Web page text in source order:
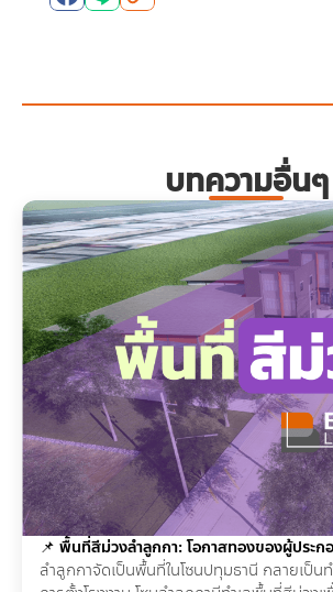
บทความอื่นๆ
📌 พื้นที่สีม่วงลำลูกกา: โอกาสทองของผู้ประก
ลำลูกกาจัดเป็นพื้นที่ในโซนปทุมธานี กลายเป็นท